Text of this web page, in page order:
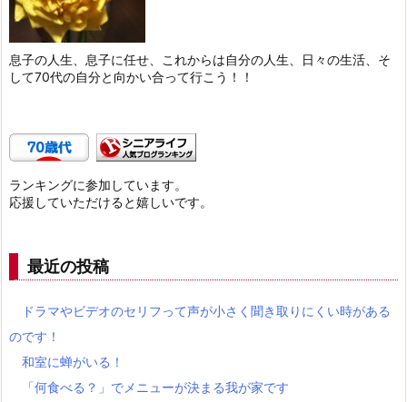
息子の人生、息子に任せ、これからは自分の人生、日々の生活、そ
して70代の自分と向かい合って行こう！！
ランキングに参加しています。
応援していただけると嬉しいです。
最近の投稿
ドラマやビデオのセリフって声が小さく聞き取りにくい時がある
のです！
和室に蝉がいる！
「何食べる？」でメニューが決まる我が家です